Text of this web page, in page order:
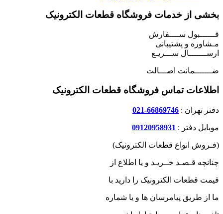
بخشی از خدمات فروشگاه قطعات الکترونیک
قــــــبول ســــفارش
مـشاوره و پشتیبانی
ارســـــــال ســـریـع
ضـــــــمانت اصـــالت
اطلاعات تماس فروشگاه قطعات الکترونیک
دفتر تهران : 66869746-021
موبایل دفتر : 09120958931
(فـروش انواع قطعات الکترونیک)
چنانچه قـصـد خــریـد و یا اطلاع از
قیمت قطعات الکترونیک را دارید با
ما از طریق پیامرسان ها و یا شماره